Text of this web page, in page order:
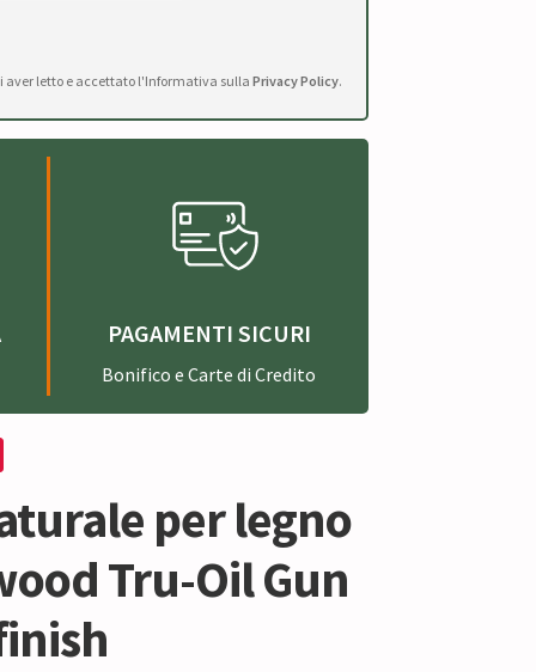
letto e accettato l'Informativa sulla Privacy Policy.
PAGAMENTI SICURI
Bonifico e Carte di Credito
per legno
Tru-Oil Gun